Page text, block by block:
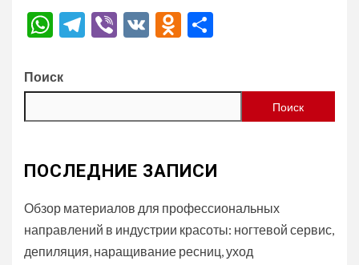
WhatsApp
Telegram
Viber
VK Odnoklassniki
Поиск
Поиск
ПОСЛЕДНИЕ ЗАПИСИ
Обзор материалов для профессиональных
направлений в индустрии красоты: ногтевой сервис,
депиляция, наращивание ресниц, уход